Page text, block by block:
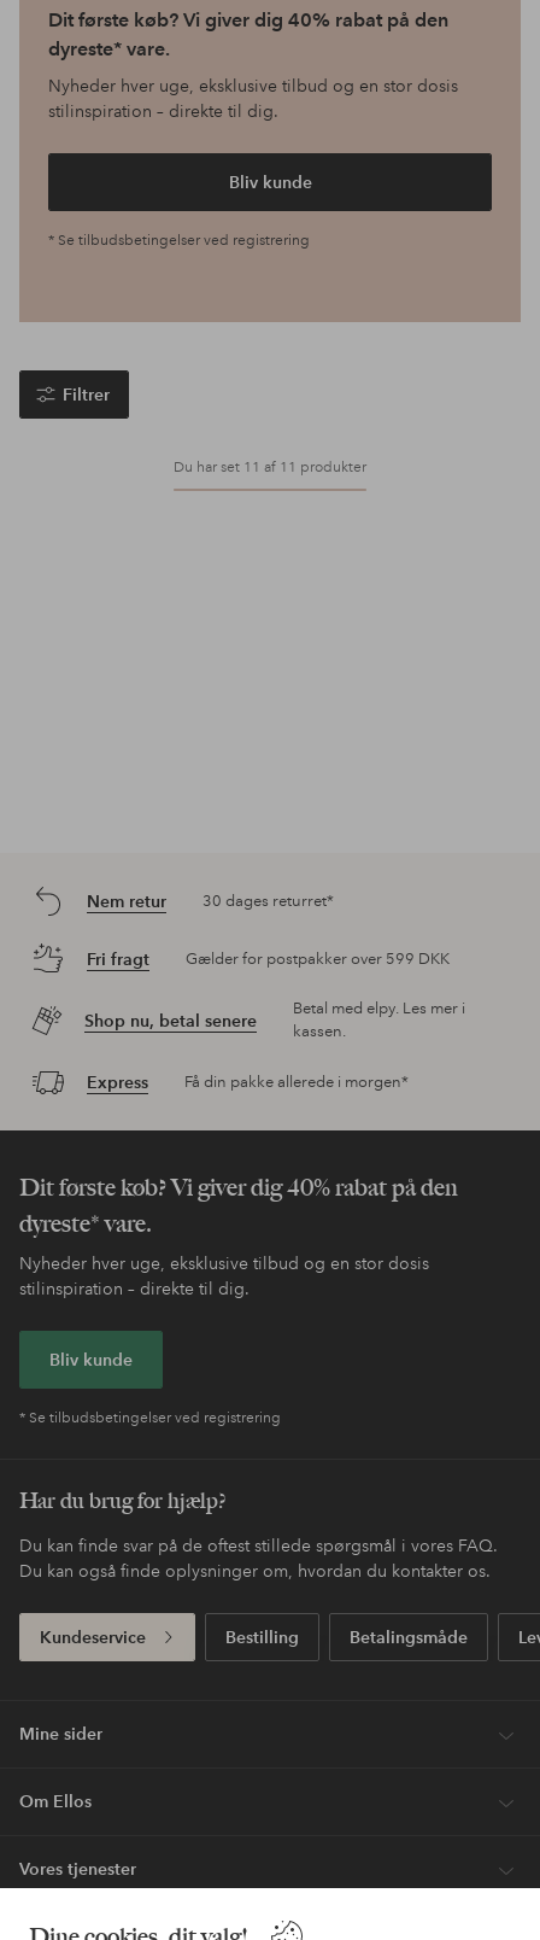
Dit første køb? Vi giver dig 40% rabat på den
dyreste* vare.
Nyheder hver uge, eksklusive tilbud og en stor dosis
stilinspiration – direkte til dig.
Bliv kunde
* Se tilbudsbetingelser ved registrering
Filtrer
Du har set 11 af 11 produkter
Nem retur 30 dages returret*
Fri fragt Gælder for postpakker over 599 DKK
Shop nu, betal senere
Betal med elpy. Les mer i
kassen.
Express Få din pakke allerede i morgen*
Dit første køb? Vi giver dig 40% rabat på den
dyreste* vare.
Nyheder hver uge, eksklusive tilbud og en stor dosis
stilinspiration – direkte til dig.
Bliv kunde
* Se tilbudsbetingelser ved registrering
Har du brug for hjælp?
Du kan finde svar på de oftest stillede spørgsmål i vores FAQ.
Du kan også finde oplysninger om, hvordan du kontakter os.
Kundeservice Bestilling Betalingsmåde
Mine sider
Om Ellos
Vores tjenester